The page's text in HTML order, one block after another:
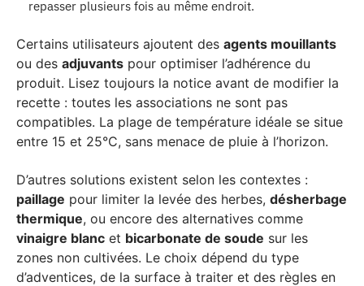
repasser plusieurs fois au même endroit.
Certains utilisateurs ajoutent des agents mouillants
ou des adjuvants pour optimiser l’adhérence du
produit. Lisez toujours la notice avant de modifier la
recette : toutes les associations ne sont pas
compatibles. La plage de température idéale se situe
entre 15 et 25°C, sans menace de pluie à l’horizon.
D’autres solutions existent selon les contextes :
paillage pour limiter la levée des herbes, désherbage
thermique, ou encore des alternatives comme
vinaigre blanc et bicarbonate de soude sur les
zones non cultivées. Le choix dépend du type
d’adventices, de la surface à traiter et des règles en